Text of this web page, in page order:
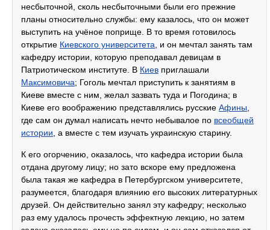
несбыточной, сколь несбыточными были его прежние
планы относительно службы: ему казалось, что он может
выступить на учёное поприще. В то время готовилось
открытие Киевского университета, и он мечтал занять там
кафедру истории, которую преподавал девицам в
Патриотическом институте. В Киев приглашали
Максимовича; Гоголь мечтал приступить к занятиям в
Киеве вместе с ним, желал зазвать туда и Погодина; в
Киеве его воображению представлялись русские Афины,
где сам он думал написать нечто небывалое по всеобщей
истории, а вместе с тем изучать украинскую старину.
К его огорчению, оказалось, что кафедра истории была
отдана другому лицу; но зато вскоре ему предложена
была такая же кафедра в Петербургском университете,
разумеется, благодаря влиянию его высоких литературных
друзей. Он действительно занял эту кафедру; несколько
раз ему удалось прочесть эффектную лекцию, но затем